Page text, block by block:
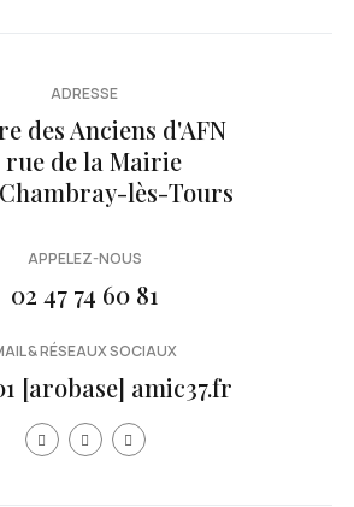
ADRESSE
des Anciens d'AFN
rue de la Mairie
Chambray-lès-Tours
APPELEZ-NOUS
02 47 74 60 81
& RÉSEAUX SOCIAUX
[arobase] amic37.fr